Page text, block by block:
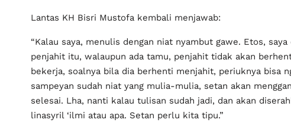
Lantas KH Bisri Mustofa kembali menjawab:
“Kalau saya, menulis dengan niat nyambut gawe. Etos,
penjahit itu, walaupun ada tamu, penjahit tidak akan
bekerja, soalnya bila dia berhenti menjahit, periuknya bisa
sampeyan sudah niat yang mulia-mulia, setan akan
selesai. Lha, nanti kalau tulisan sudah jadi, dan akan
linasyril ‘ilmi atau apa. Setan perlu kita tipu.”